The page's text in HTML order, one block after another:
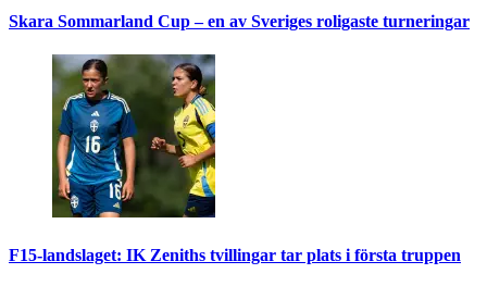
Skara Sommarland Cup – en av Sveriges roligaste turneringar
F15-landslaget: IK Zeniths tvillingar tar plats i första truppen